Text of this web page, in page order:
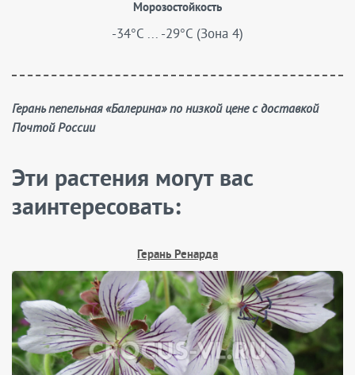
Морозостойкость
-34°C ... -29°C (Зона 4)
Герань пепельная «Балерина» по низкой цене с доставкой
Почтой России
Эти растения могут вас
заинтересовать:
Герань Ренарда